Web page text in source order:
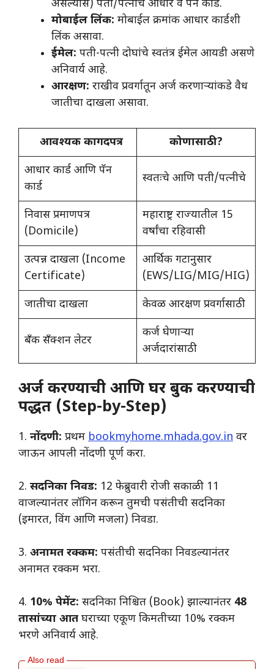
असल्यास) पती/पत्नीचे आधार व पॅन कार्ड.
मोबाईल लिंक: मोबाईल क्रमांक आधार कार्डशी
लिंक असावा.
ईमेल: पती-पत्नी दोघांचे स्वतंत्र ईमेल आयडी असणे
अनिवार्य आहे.
आरक्षण: राखीव प्रवर्गातून अर्ज करणाऱ्यांकडे वैध
जातीचा दाखला असावा.
आवश्यक कागदपत्र
कोणासाठी?
आधार कार्ड आणि पॅन
कार्ड
स्वतःचे आणि पती/पत्नीचे
निवास प्रमाणपत्र
(Domicile)
महाराष्ट्र राज्यातील 15
वर्षांचा रहिवासी
उत्पन्न दाखला (Income
Certificate)
आर्थिक गटानुसार
(EWS/LIG/MIG/HIG)
जातीचा दाखला
केवळ आरक्षण प्रवर्गासाठी
बँक सँक्शन लेटर
कर्ज घेणाऱ्या
अर्जदारांसाठी
अर्ज करण्याची आणि घर बुक करण्याची
पद्धत (Step-by-Step)
​1. नोंदणी: प्रथम bookmyhome.mhada.gov.in वर
जाऊन आपली नोंदणी पूर्ण करा.
2. सदनिका निवड: 12 फेब्रुवारी रोजी सकाळी 11
वाजल्यानंतर लॉगिन करून तुमची पसंतीची सदनिका
(इमारत, विंग आणि मजला) निवडा.
3. अनामत रक्कम: पसंतीची सदनिका निवडल्यानंतर
अनामत रक्कम भरा.
4. 10% पेमेंट: सदनिका निश्चित (Book) झाल्यानंतर 48
तासांच्या आत घराच्या एकूण किमतीच्या 10% रक्कम
भरणे अनिवार्य आहे.